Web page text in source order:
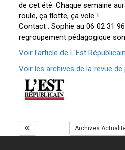
de cet été. Chaque semaine
roule, ça flotte, ça vole !
Contact : Sophie au 06 02 31
regroupement pédagogique
Voir l'article de L'Est
Voir les archives de la revue de
Archives